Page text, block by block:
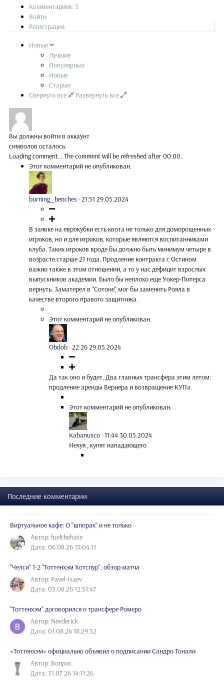
Комментариев: 3
Войти
Регистрация
Новые
Лучшие
Популярные
Новые
Старые
Свернуть все
Развернуть все
Вы должны войти в аккаунт
символов осталось.
Loading comment...The comment will be refreshed after00:00.
Этот комментарий не опубликован.
burning_benches ·21:51 29.05.2024
В заявке на еврокубки есть квота не только для доморощенных
игроков, но и для игроков, которые являются воспитанниками
клуба. Таких игроков вроде бы должно быть минимум четыре в
возрасте старше 21 года. Продление контракта с Остином
важно также в этом отношении, а то у нас дефицит взрослых
выпускников академии. Было бы неплохо еще Уокер-Питерса
вернуть. Заматерел в "Сотоне", мог бы заменить Рояла в
качестве второго правого защитника.
Этот комментарий не опубликован.
Obdob ·22:26 29.05.2024
Да так оно и будет. Два главных трансфера этим летом:
продление аренды Вернера и возвращение КУПа.
Этот комментарий не опубликован.
Kabanusco ·11:44 30.05.2024
Нехуя , купят нападающего
Последние комментарии
Виртуальное кафе: О "шпорах" и не только
Автор: fuelthehate
Дата: 06.08.26 13:04:11
"Челси" 1-2 "Тоттенхэм Хотспур": обзор матча
Автор: Pavel-Isaev
Дата: 03.08.26 12:51:47
"Тоттенхэм" договорился о трансфере Ромеро
Автор: Nevderick
Дата: 01.08.26 18:29:32
«Тоттенхэм» официально объявил о подписании Сандро Тонали
Автор: Вопрос
Дата: 31.07.26 14:11:26